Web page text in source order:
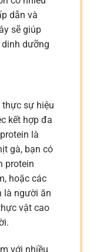
dẫn và
sẽ giúp
dưỡng
sự hiệu
kết hợp đa
là
gà, bạn có
protein
hoặc các
là người ăn
vật cao
với nhiều